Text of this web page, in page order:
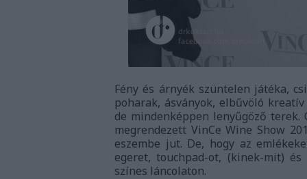
Fény és árnyék szüntelen játéka,
poharak, ásványok, elbűvöló
de mindenképpen lenyűgöző
megrendezett VinCe Wine Show
eszembe jut. De, hogy az
egeret, touchpad-ot, (kinek-mit)
színes láncolaton.